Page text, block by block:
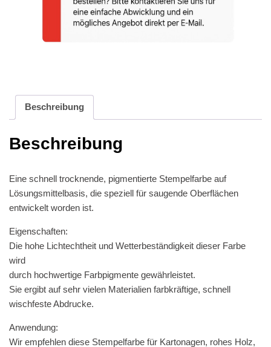
Beschreibung
Beschreibung
Eine schnell trocknende, pigmentierte Stempelfarbe auf
Lösungsmittelbasis, die speziell für saugende Oberflächen
entwickelt worden ist.
Eigenschaften:
Die hohe Lichtechtheit und Wetterbeständigkeit dieser Farbe
wird
durch hochwertige Farbpigmente gewährleistet.
Sie ergibt auf sehr vielen Materialien farbkräftige, schnell
wischfeste Abdrucke.
Anwendung:
Wir empfehlen diese Stempelfarbe für Kartonagen, rohes Holz,